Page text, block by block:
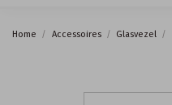
Home Accessoires Glasvezel